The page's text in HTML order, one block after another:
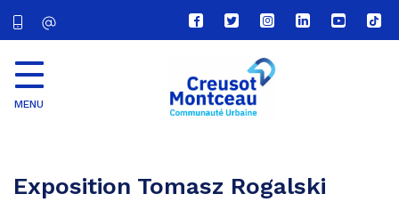
Lien
vers
compte
Facebook
Lien
vers
compte
Twitter
Lien
vers
le
compte
Lien
vers
Lien
vers
Lien
vers
MENU
Exposition Tomasz Rogalski